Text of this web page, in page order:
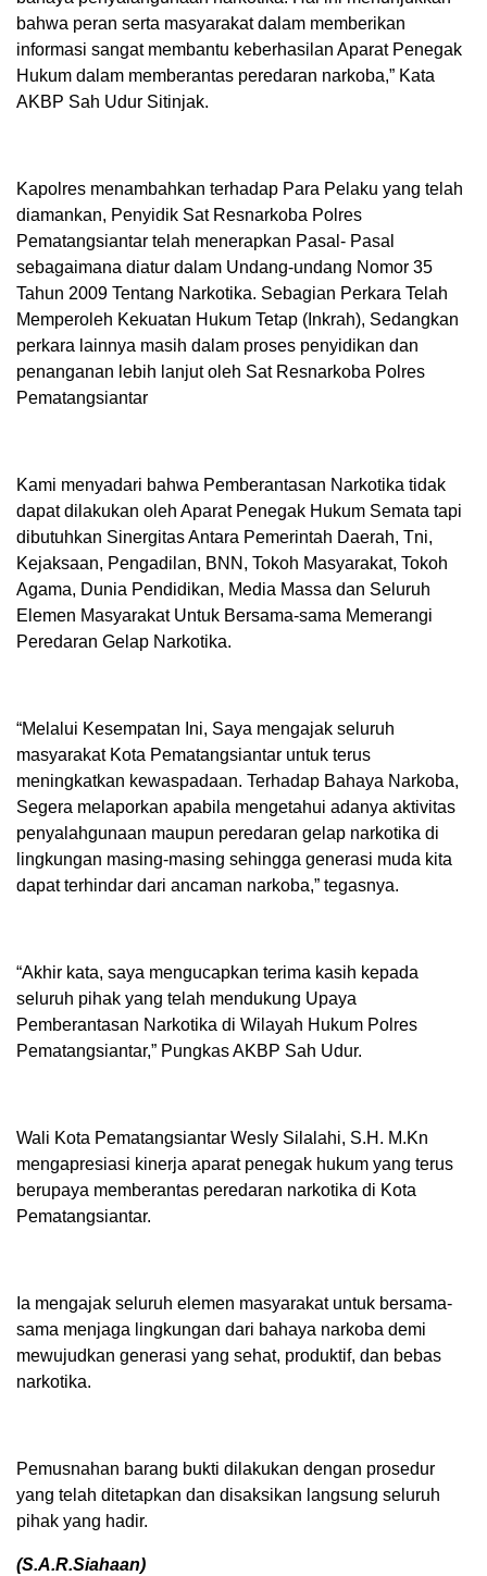
bahwa peran serta masyarakat dalam memberikan
informasi sangat membantu keberhasilan Aparat Penegak
Hukum dalam memberantas peredaran narkoba,” Kata
AKBP Sah Udur Sitinjak.
Kapolres menambahkan terhadap Para Pelaku yang telah
diamankan, Penyidik Sat Resnarkoba Polres
Pematangsiantar telah menerapkan Pasal- Pasal
sebagaimana diatur dalam Undang-undang Nomor 35
Tahun 2009 Tentang Narkotika. Sebagian Perkara Telah
Memperoleh Kekuatan Hukum Tetap (Inkrah), Sedangkan
perkara lainnya masih dalam proses penyidikan dan
penanganan lebih lanjut oleh Sat Resnarkoba Polres
Pematangsiantar
Kami menyadari bahwa Pemberantasan Narkotika tidak
dapat dilakukan oleh Aparat Penegak Hukum Semata tapi
dibutuhkan Sinergitas Antara Pemerintah Daerah, Tni,
Kejaksaan, Pengadilan, BNN, Tokoh Masyarakat, Tokoh
Agama, Dunia Pendidikan, Media Massa dan Seluruh
Elemen Masyarakat Untuk Bersama-sama Memerangi
Peredaran Gelap Narkotika.
“Melalui Kesempatan Ini, Saya mengajak seluruh
masyarakat Kota Pematangsiantar untuk terus
meningkatkan kewaspadaan. Terhadap Bahaya Narkoba,
Segera melaporkan apabila mengetahui adanya aktivitas
penyalahgunaan maupun peredaran gelap narkotika di
lingkungan masing-masing sehingga generasi muda kita
dapat terhindar dari ancaman narkoba,” tegasnya.
“Akhir kata, saya mengucapkan terima kasih kepada
seluruh pihak yang telah mendukung Upaya
Pemberantasan Narkotika di Wilayah Hukum Polres
Pematangsiantar,” Pungkas AKBP Sah Udur.
Wali Kota Pematangsiantar Wesly Silalahi, S.H. M.Kn
mengapresiasi kinerja aparat penegak hukum yang terus
berupaya memberantas peredaran narkotika di Kota
Pematangsiantar.
Ia mengajak seluruh elemen masyarakat untuk bersama-
sama menjaga lingkungan dari bahaya narkoba demi
mewujudkan generasi yang sehat, produktif, dan bebas
narkotika.
Pemusnahan barang bukti dilakukan dengan prosedur
yang telah ditetapkan dan disaksikan langsung seluruh
pihak yang hadir.
(S.A.R.Siahaan)